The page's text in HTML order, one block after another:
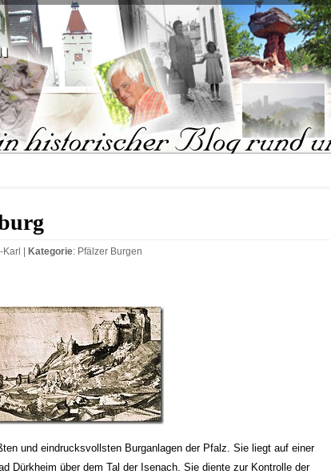
Karl Kategorie: Pfälzer Burgen
und eindrucksvollsten Burganlagen der Pfalz. Sie liegt auf einer
Dürkheim über dem Tal der Isenach. Sie diente zur Kontrolle der